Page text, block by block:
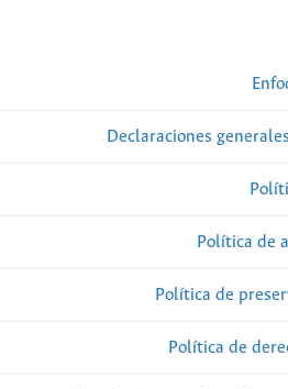
Declaraciones
Política de
Política de
Política de